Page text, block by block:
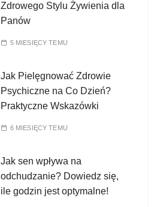
Zdrowego Stylu Żywienia dla
Panów
5 MIESIĘCY TEMU
Jak Pielęgnować Zdrowie
Psychiczne na Co Dzień?
Praktyczne Wskazówki
6 MIESIĘCY TEMU
Jak sen wpływa na
odchudzanie? Dowiedz się,
ile godzin jest optymalne!